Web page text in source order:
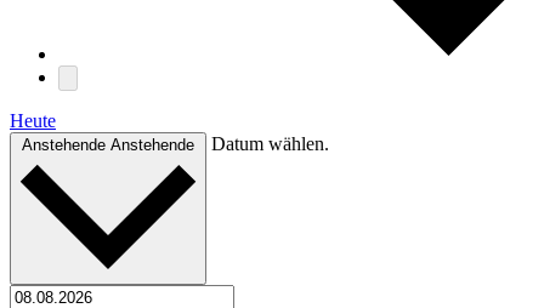
Heute
Anstehende Anstehende Datum wählen.